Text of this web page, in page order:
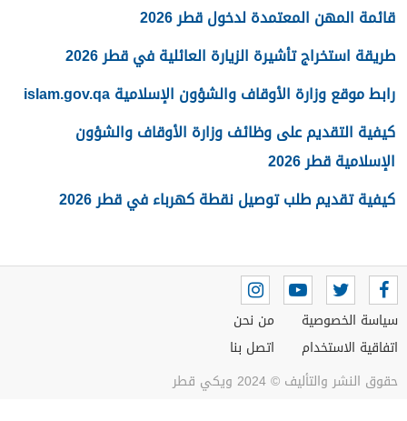
قائمة المهن المعتمدة لدخول قطر 2026
طريقة استخراج تأشيرة الزيارة العائلية في قطر 2026
رابط موقع وزارة الأوقاف والشؤون الإسلامية islam.gov.qa
كيفية التقديم على وظائف وزارة الأوقاف والشؤون
الإسلامية قطر 2026
كيفية تقديم طلب توصيل نقطة كهرباء في قطر 2026
سياسة الخصوصية
اتفاقية الاستخدام
من نحن
اتصل بنا
حقوق النشر والتأليف © 2024 ويكي قطر